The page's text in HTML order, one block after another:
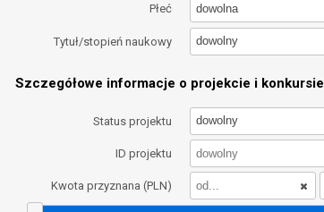
Płeć dowolna
Tytuł/stopień naukowy dowolny
Szczegółowe informacje o projekcie i konkursie
Status projektu dowolny
ID projektu
Kwota przyznana (PLN)